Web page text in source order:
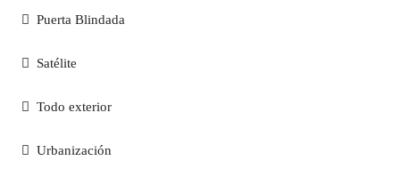
Puerta Blindada
Satélite
Todo exterior
Urbanización